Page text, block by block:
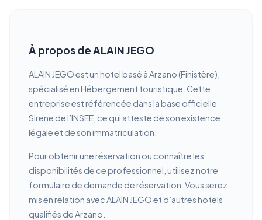
À propos de ALAIN JEGO
ALAIN JEGO est un hotel basé à Arzano (Finistère),
spécialisé en Hébergement touristique. Cette
entreprise est référencée dans la base officielle
Sirene de l’INSEE, ce qui atteste de son existence
légale et de son immatriculation.
Pour obtenir une réservation ou connaître les
disponibilités de ce professionnel, utilisez notre
formulaire de demande de réservation. Vous serez
mis en relation avec ALAIN JEGO et d’autres hotels
qualifiés de Arzano.